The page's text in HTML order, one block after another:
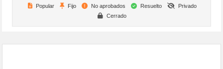
Popular
Fijo No aprobados Resuelto
Privado
Cerrado